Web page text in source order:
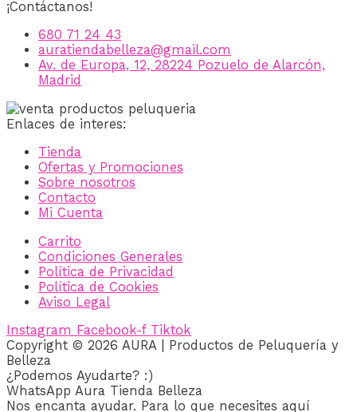
¡Contáctanos!
680 71 24 43
auratiendabelleza@gmail.com
Av. de Europa, 12, 28224 Pozuelo de Alarcón,
Madrid
Enlaces de interes:
Tienda
Ofertas y Promociones
Sobre nosotros
Contacto
Mi Cuenta
Carrito
Condiciones Generales
Política de Privacidad
Política de Cookies
Aviso Legal
Instagram Facebook-f Tiktok
Copyright © 2026 AURA | Productos de Peluquería y
Belleza
¿Podemos Ayudarte? :)
WhatsApp Aura Tienda Belleza
Nos encanta ayudar. Para lo que necesites aquí